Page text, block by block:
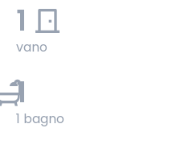
1
vano
1
1 bagno